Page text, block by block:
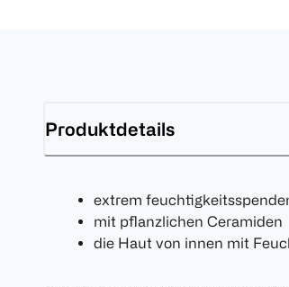
Produktdetails
extrem
mit pflanzlichen Ceramiden
die Haut von innen mit